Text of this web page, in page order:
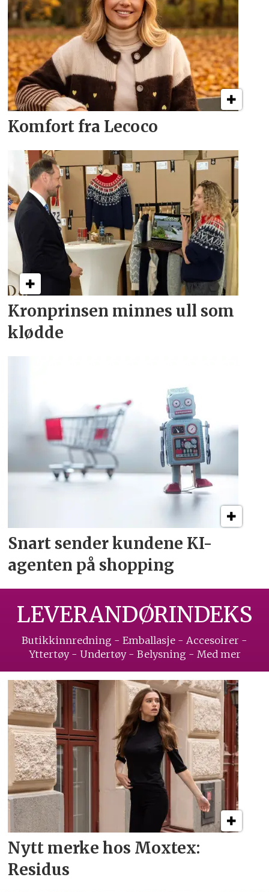
Komfort fra Lecoco
Kronprinsen minnes ull som
klødde
Snart sender kundene KI-
agenten på shopping
LEVERANDØRINDEKS
Butikkinnredning - Emballasje - Accesoirer -
Yttertøy - Undertøy - Belysning - Med mer
Nytt merke hos Moxtex:
Residus